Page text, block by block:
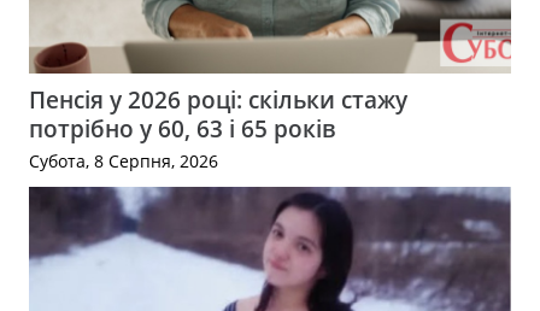
Пенсія у 2026 році: скільки стажу
потрібно у 60, 63 і 65 років
Субота, 8 Серпня, 2026